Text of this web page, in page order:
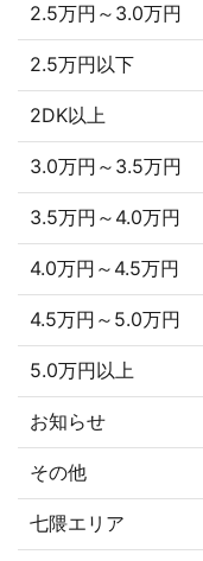
2.5万円～3.0万円
2.5万円以下
2DK以上
3.0万円～3.5万円
3.5万円～4.0万円
4.0万円～4.5万円
4.5万円～5.0万円
5.0万円以上
お知らせ
その他
七隈エリア